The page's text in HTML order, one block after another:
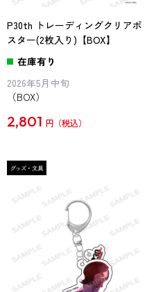
P30th トレーディングクリアポ
スター(2枚入り)【BOX】
在庫有り
2026年5月中旬
（BOX）
2,801 円